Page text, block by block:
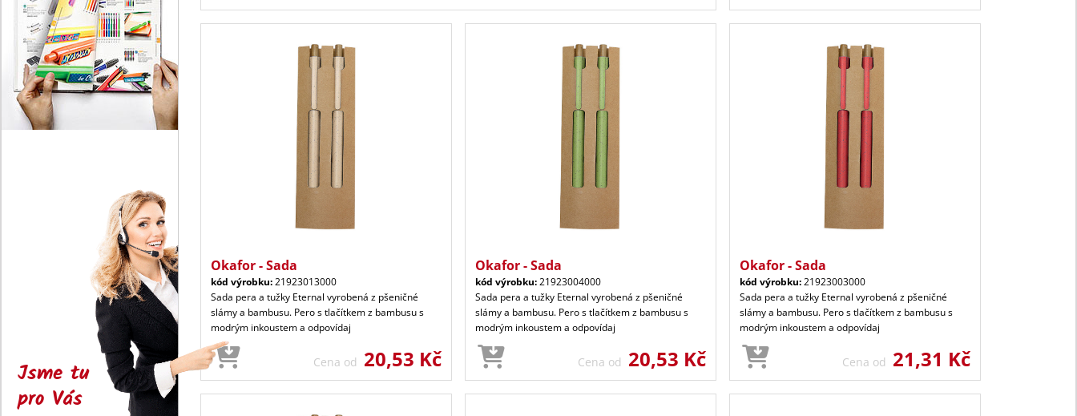
Jsme tu
pro Vás
Okafor - Sada
kód výrobku:21923013000
Sada pera a tužky Eternal vyrobená z pšeničné
slámy a bambusu. Pero s tlačítkem z bambusu s
modrým inkoustem a odpovídaj
Cena od 20,53 Kč
Okafor - Sada
kód výrobku:21923004000
Sada pera a tužky Eternal vyrobená z pšeničné
slámy a bambusu. Pero s tlačítkem z bambusu s
modrým inkoustem a odpovídaj
Cena od 20,53 Kč
Okafor - Sada
kód výrobku:21923003000
Sada pera a tužky Eternal vyrobená z pšeničné
slámy a bambusu. Pero s tlačítkem z bambusu s
modrým inkoustem a odpovídaj
Cena od 21,31 Kč